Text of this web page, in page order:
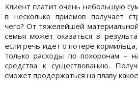
Клиент платит очень небольшую
в несколько приемов получает
чего? От тяжелейшей
семья может оказаться в
если речь идет о потере
только расходы по похоронам –
средства к существованию.
сможет продержаться на плаву